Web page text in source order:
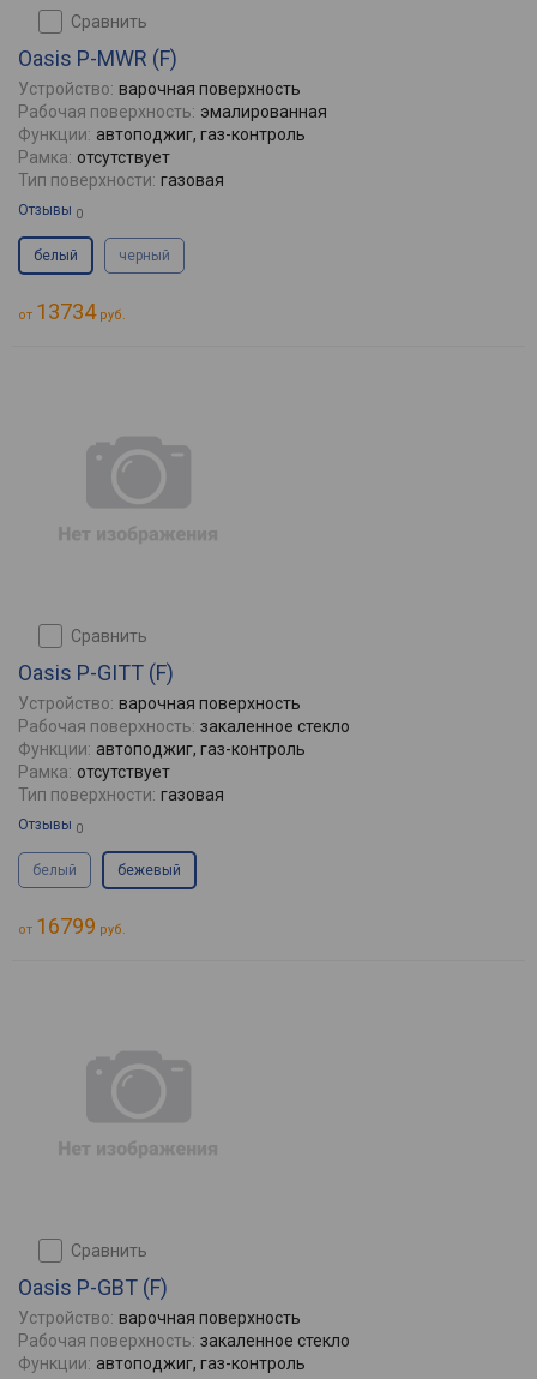
сравнить
Oasis P-MWR (F)
Устройство: варочная поверхность
Рабочая поверхность: эмалированная
Функции: автоподжиг, газ-контроль
Рамка: отсутствует
Тип поверхности: газовая
Отзывы 0
белый черный
от 13734руб.
сравнить
Oasis P-GITT (F)
Устройство: варочная поверхность
Рабочая поверхность: закаленное стекло
Функции: автоподжиг, газ-контроль
Рамка: отсутствует
Тип поверхности: газовая
Отзывы 0
белый бежевый
от 16799 руб.
сравнить
Oasis P-GBT (F)
Устройство: варочная поверхность
Рабочая поверхность: закаленное стекло
Функции: автоподжиг, газ-контроль